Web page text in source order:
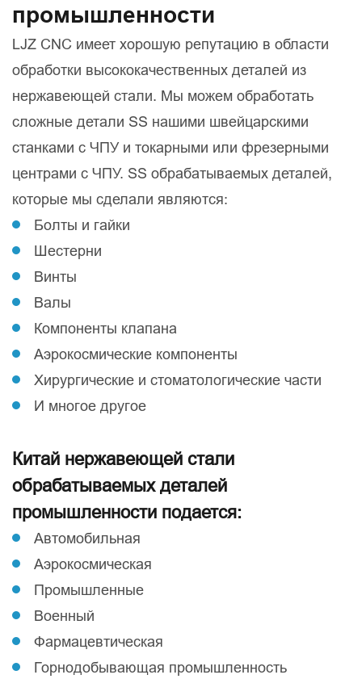
промышленности
LJZ CNC имеет хорошую репутацию в области
обработки высококачественных деталей из
нержавеющей стали. Мы можем обработать
сложные детали SS нашими швейцарскими
станками с ЧПУ и токарными или фрезерными
центрами с ЧПУ. SS обрабатываемых деталей,
которые мы сделали являются:
Болты и гайки
Шестерни
Винты
Валы
Компоненты клапана
Аэрокосмические компоненты
Хирургические и стоматологические части
И многое другое
Китай нержавеющей стали
обрабатываемых деталей
промышленности подается:
Автомобильная
Аэрокосмическая
Промышленные
Военный
Фармацевтическая
Горнодобывающая промышленность